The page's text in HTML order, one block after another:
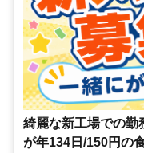
綺麗な新工場での勤
が年134日/150円の